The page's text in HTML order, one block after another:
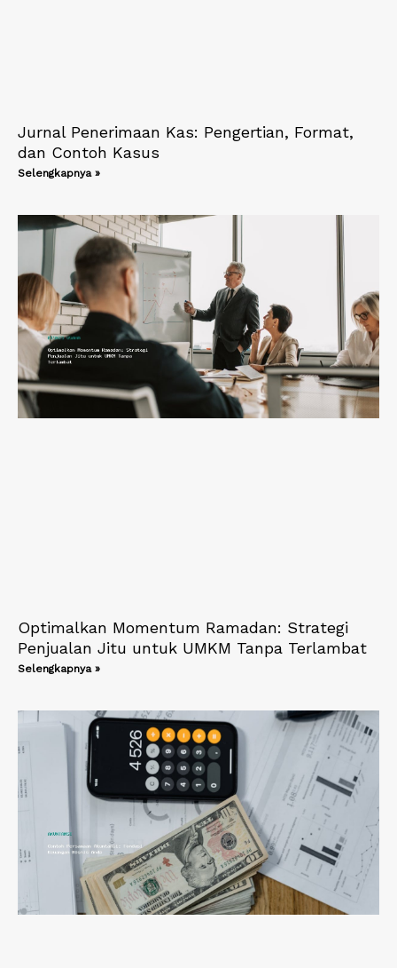
Jurnal Penerimaan Kas: Pengertian, Format,
dan Contoh Kasus
Selengkapnya »
Optimalkan Momentum Ramadan: Strategi
Penjualan Jitu untuk UMKM Tanpa Terlambat
Selengkapnya »